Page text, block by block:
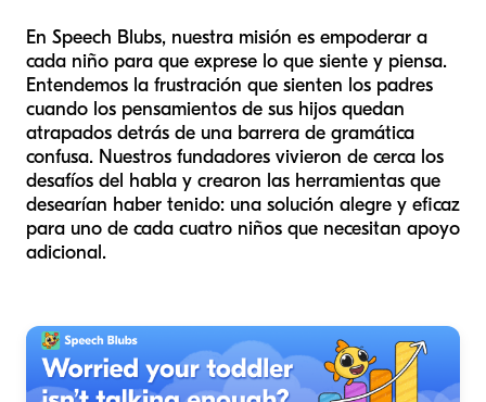
En Speech Blubs, nuestra misión es empoderar a
cada niño para que exprese lo que siente y piensa.
Entendemos la frustración que sienten los padres
cuando los pensamientos de sus hijos quedan
atrapados detrás de una barrera de gramática
confusa. Nuestros fundadores vivieron de cerca los
desafíos del habla y crearon las herramientas que
desearían haber tenido: una solución alegre y eficaz
para uno de cada cuatro niños que necesitan apoyo
adicional.